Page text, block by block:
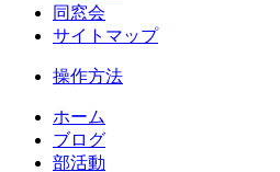
同窓会
サイトマップ
操作方法
ホーム
ブログ
部活動